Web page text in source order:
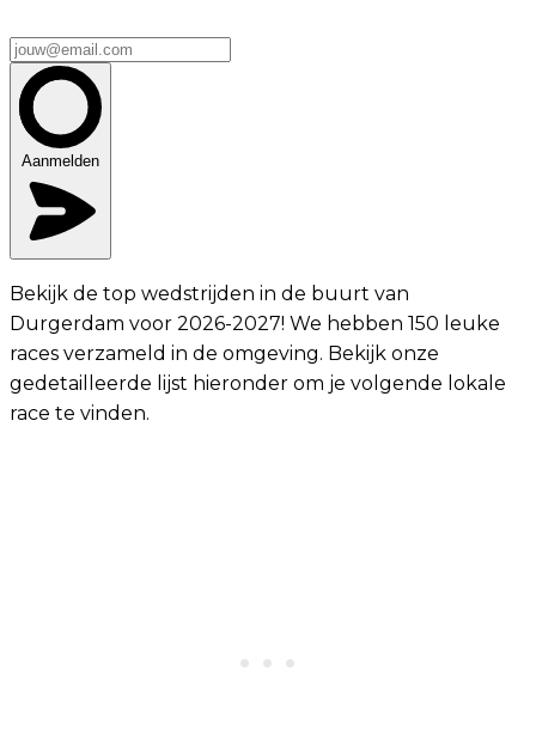
Aanmelden
Bekijk de top wedstrijden in de buurt van
Durgerdam voor 2026-2027! We hebben 150 leuke
races verzameld in de omgeving. Bekijk onze
gedetailleerde lijst hieronder om je volgende lokale
race te vinden.